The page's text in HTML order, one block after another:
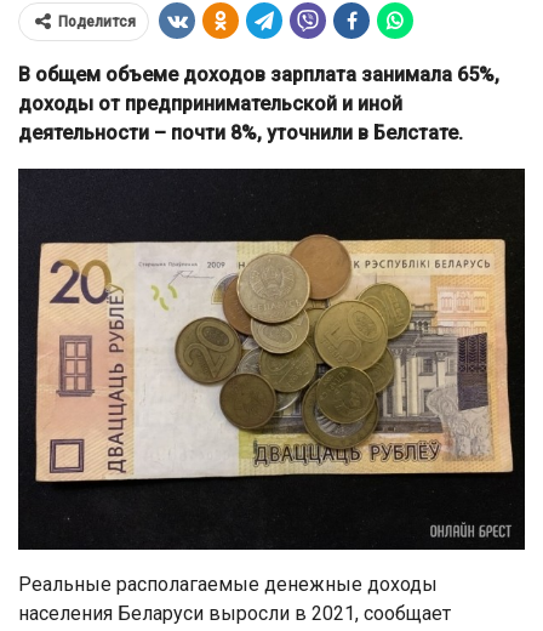
Поделится
В общем объеме доходов зарплата занимала 65%,
доходы от предпринимательской и иной
деятельности – почти 8%, уточнили в Белстате.
Реальные располагаемые денежные доходы
населения Беларуси выросли в 2021, сообщает